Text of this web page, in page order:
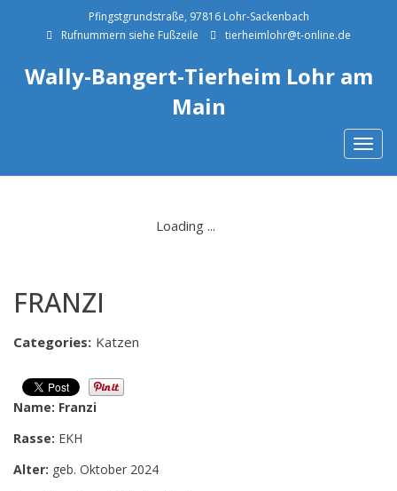
Pfingstgrundstraße, 97816 Lohr-Sackenbach
Rufnummern siehe Fußzeile
tierheimlohr@t-online.de
Wally-Bangert-Tierheim Lohr am
Main
FRANZI
Categories: Katzen
Name: Franzi
Rasse: EKH
Alter: geb. Oktober 2024